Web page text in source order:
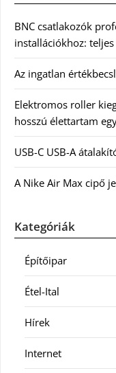
BNC csatlakozók
installációkhoz:
Az ingatlan
Elektromos roller
hosszú élettartam
USB-C USB-A
A Nike Air Max cipő
Kategóriák
Építőipar
Étel-Ital
Hírek
Internet